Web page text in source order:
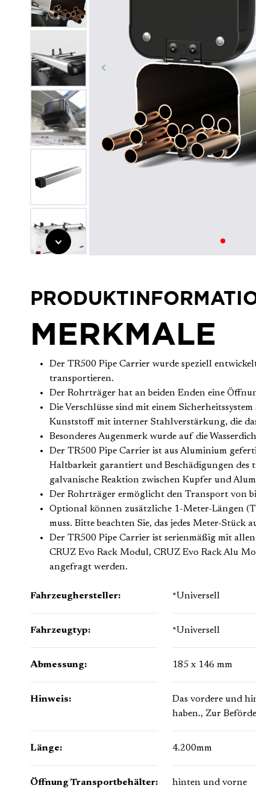
MERKMALE
Der TR500 Pipe Carrier wurde speziell
transportieren.
Der Rohrträger hat an beiden Enden eine
Die Verschlüsse sind mit einem
Kunststoff mit interner Stahlverstärkung, die
Besonderes Augenmerk wurde auf die
Der TR500 Pipe Carrier ist aus Aluminium
Haltbarkeit garantiert und Beschädigungen
galvanische Reaktion zwischen Kupfer und
Der Rohrträger ermöglicht den Transport von
Optional können zusätzliche 1-Meter-Längen
muss. Bitte beachten Sie, das jedes Meter-Stück
Der TR500 Pipe Carrier ist serienmäßig mit
CRUZ Evo Rack Modul, CRUZ Evo Rack Alu
angefragt werden.
Fahrzeughersteller: *Universell
Fahrzeugtyp: *Universell
Abmessung: 185 x 146 mm
Hinweis:
Das vordere und
haben., Zur
Länge: 4.200mm
Öffnung Transportbehälter: hinten und vorne